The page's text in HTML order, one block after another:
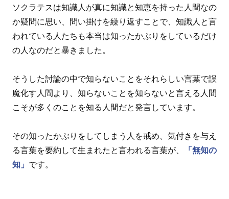
ソクラテスは知識人が真に知識と知恵を持った人間なの
か疑問に思い、問い掛けを繰り返すことで、知識人と言
われている人たちも本当は知ったかぶりをしているだけ
の人なのだと暴きました。
そうした討論の中で知らないことをそれらしい言葉で誤
魔化す人間より、知らないことを知らないと言える人間
こそが多くのことを知る人間だと発言しています。
その知ったかぶりをしてしまう人を戒め、気付きを与え
る言葉を要約して生まれたと言われる言葉が、
「無知の
知」 です。